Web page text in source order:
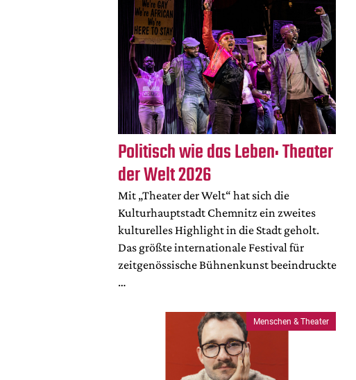
Politisch wie das Leben: Theater
der Welt 2026
Mit „Theater der Welt“ hat sich die
Kulturhauptstadt Chemnitz ein zweites
kulturelles Highlight in die Stadt geholt.
Das größte internationale Festival für
zeitgenössische Bühnenkunst beeindruckte
…
Menschen & Theater